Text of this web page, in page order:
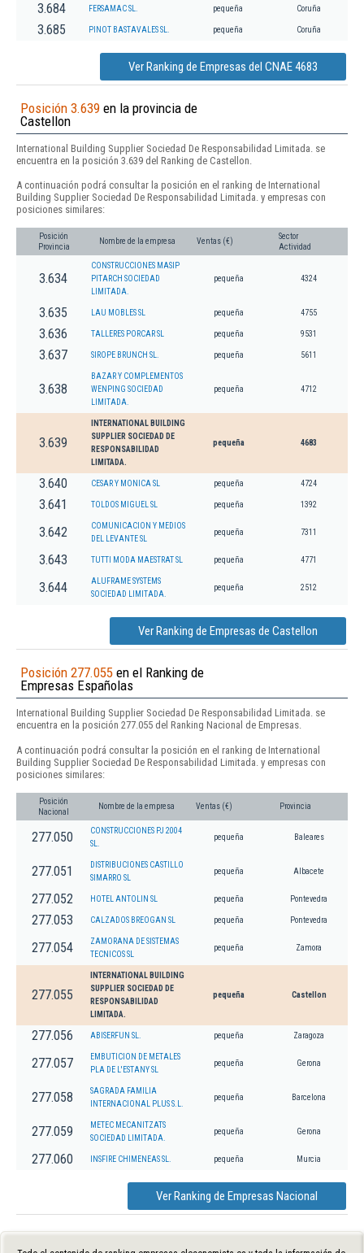
3.684 FERSAMAC SL. pequeña Coruña
3.685 PINOT BASTAVALES SL. pequeña Coruña
Ver Ranking de Empresas del CNAE 4683
Posición 3.639 en la provincia de
Castellon
International Building Supplier Sociedad De Responsabilidad Limitada. se
encuentra en la posición 3.639 del Ranking de Castellon.
A continuación podrá consultar la posición en el ranking de International
Building Supplier Sociedad De Responsabilidad Limitada. y empresas con
posiciones similares:
Posición
Provincia
Nombre de la empresa Ventas (€)
Sector
Actividad
3.634
CONSTRUCCIONES MASIP
PITARCH SOCIEDAD
LIMITADA.
pequeña 4324
3.635 LAU MOBLES SL pequeña 4755
3.636 TALLERES PORCAR SL pequeña 9531
3.637 SIROPE BRUNCH SL. pequeña 5611
3.638
BAZAR Y COMPLEMENTOS
WENPING SOCIEDAD
LIMITADA.
pequeña 4712
3.639
INTERNATIONAL BUILDING
SUPPLIER SOCIEDAD DE
RESPONSABILIDAD
LIMITADA.
pequeña 4683
3.640 CESAR Y MONICA SL pequeña 4724
3.641 TOLDOS MIGUEL SL pequeña 1392
3.642
COMUNICACION Y MEDIOS
DEL LEVANTE SL
pequeña 7311
3.643 TUTTI MODA MAESTRAT SL pequeña 4771
3.644
ALUFRAME SYSTEMS
SOCIEDAD LIMITADA.
pequeña 2512
Ver Ranking de Empresas de Castellon
Posición 277.055 en el Ranking de
Empresas Españolas
International Building Supplier Sociedad De Responsabilidad Limitada. se
encuentra en la posición 277.055 del Ranking Nacional de Empresas.
A continuación podrá consultar la posición en el ranking de International
Building Supplier Sociedad De Responsabilidad Limitada. y empresas con
posiciones similares:
Posición
Nacional
Nombre de la empresa Ventas (€) Provincia
277.050
CONSTRUCCIONES PJ 2004
SL.
pequeña Baleares
277.051
DISTRIBUCIONES CASTILLO
SIMARRO SL
pequeña Albacete
277.052 HOTEL ANTOLIN SL pequeña Pontevedra
277.053 CALZADOS BREOGAN SL pequeña Pontevedra
277.054
ZAMORANA DE SISTEMAS
TECNICOS SL
pequeña Zamora
277.055
INTERNATIONAL BUILDING
SUPPLIER SOCIEDAD DE
RESPONSABILIDAD
LIMITADA.
pequeña Castellon
277.056 ABISERFUN SL. pequeña Zaragoza
277.057
EMBUTICION DE METALES
PLA DE L'ESTANY SL
pequeña Gerona
277.058
SAGRADA FAMILIA
INTERNACIONAL PLUS S.L.
pequeña Barcelona
277.059
METEC MECANITZATS
SOCIEDAD LIMITADA.
pequeña Gerona
277.060 INSFIRE CHIMENEAS SL. pequeña Murcia
Ver Ranking de Empresas Nacional